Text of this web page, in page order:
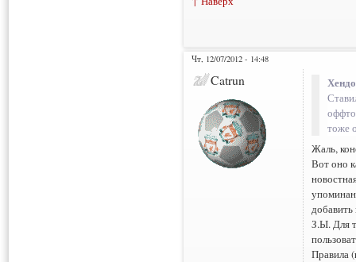
Чт, 12/07/2012 - 14:48
Catrun
тоже
Жаль,
Вот оно
добавить
З.Ы. Для
Правила